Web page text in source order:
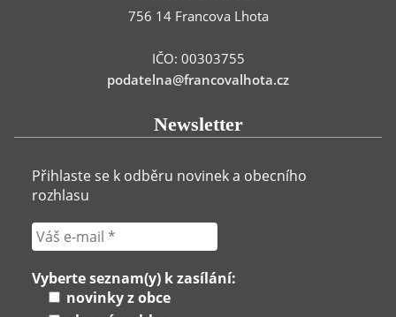
756 14 Francova Lhota
IČO: 00303755
podatelna@francovalhota.cz
Newsletter
Přihlaste se k odběru novinek a obecního
rozhlasu
Vyberte seznam(y) k zasílání:
novinky z obce